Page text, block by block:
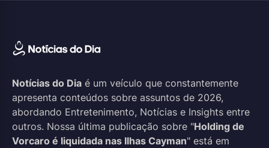
Notícias do Dia é um veículo que constantemente
apresenta conteúdos sobre assuntos de 2026,
abordando Entretenimento, Notícias e Insights entre
outros. Nossa última publicação sobre "Holding de
Vorcaro é liquidada nas Ilhas Cayman" está em